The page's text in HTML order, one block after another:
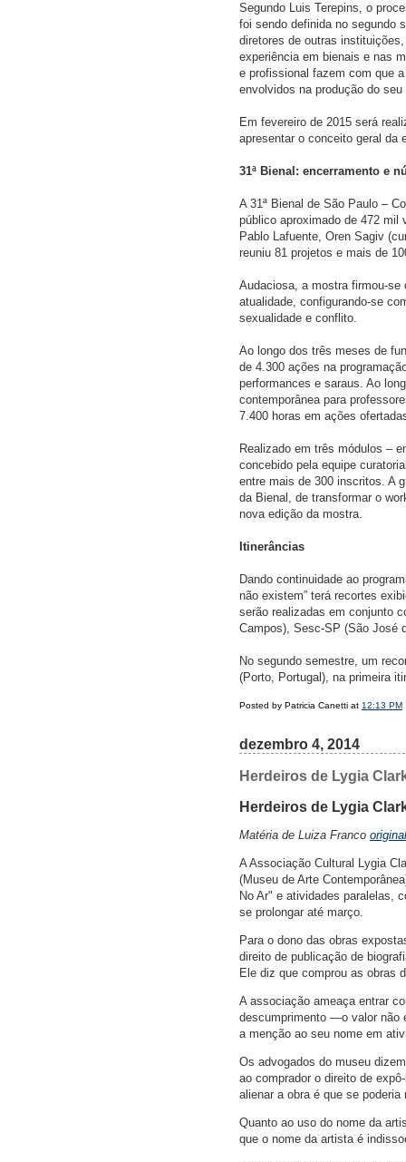
Segundo Luis Terepins, o
foi sendo definida no segundo
diretores de outras
experiência em bienais e nas
e profissional fazem com que
envolvidos na produção do
Em fevereiro de 2015 será
apresentar o conceito geral da
31ª Bienal: encerramento e
A 31ª Bienal de São Paulo –
público aproximado de 472
Pablo Lafuente, Oren Sagiv
reuniu 81 projetos e mais de
Audaciosa, a mostra firmou-
atualidade, configurando-se
sexualidade e conflito.
Ao longo dos três meses de
de 4.300 ações na
performances e saraus. Ao
contemporânea para
7.400 horas em ações
Realizado em três módulos –
concebido pela equipe
entre mais de 300 inscritos. A
da Bienal, de transformar o
nova edição da mostra.
Itinerâncias
Dando continuidade ao
não existem” terá recortes
serão realizadas em conjunto
Campos), Sesc-SP (São José
No segundo semestre, um
(Porto, Portugal), na primeira
Posted by Patricia Canetti at 12:13 PM
dezembro 4, 2014
Herdeiros de Lygia
Herdeiros de Lygia
Matéria de Luiza Franco
A Associação Cultural Lygia
(Museu de Arte
No Ar" e atividades paralelas,
se prolongar até março.
Para o dono das obras
direito de publicação de
Ele diz que comprou as obras
A associação ameaça entrar
descumprimento —o valor não
a menção ao seu nome em
Os advogados do museu
ao comprador o direito de
alienar a obra é que se
Quanto ao uso do nome da
que o nome da artista é